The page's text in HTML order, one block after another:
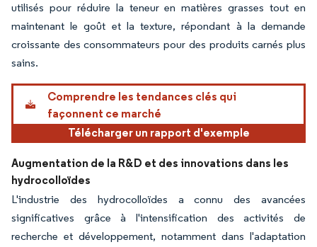
utilisés pour réduire la teneur en matières grasses tout en
maintenant le goût et la texture, répondant à la demande
croissante des consommateurs pour des produits carnés plus
sains.
Comprendre les tendances clés qui
façonnent ce marché
Télécharger un rapport d'exemple
Augmentation de la R&D et des innovations dans les
hydrocolloïdes
L'industrie des hydrocolloïdes a connu des avancées
significatives grâce à l'intensification des activités de
recherche et développement, notamment dans l'adaptation